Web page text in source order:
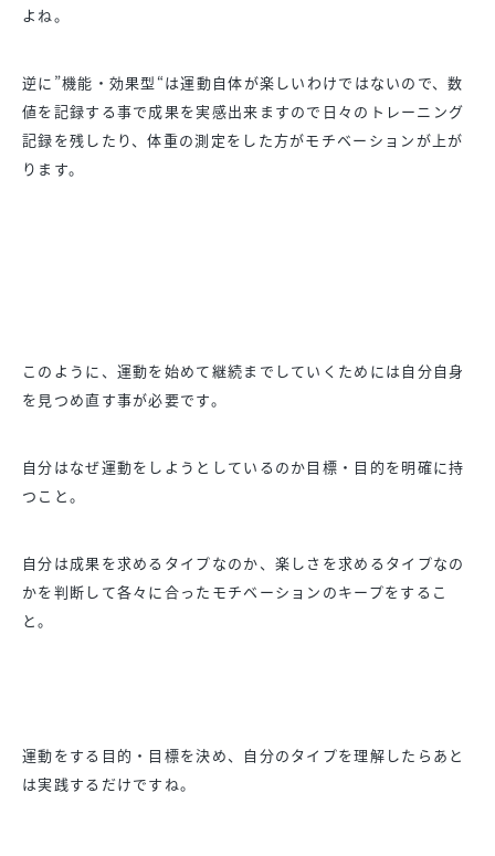
よね。
逆に”機能・効果型“は運動自体が楽しいわけではないので、数
値を記録する事で成果を実感出来ますので日々のトレーニング
記録を残したり、体重の測定をした方がモチベーションが上が
ります。
このように、 運動を始めて継続までしていくためには自分自身
を見つめ直す事が必要です。
自分はなぜ運動をしようとしているのか目標・ 目的を明確に持
つこと。
自分は成果を求めるタイプなのか、 楽しさを求めるタイプなの
かを判断して各々に合ったモチベーショ ンのキープをするこ
と。
運動をする目的・目標を決め、 自分のタイプを理解したらあと
は実践するだけですね。